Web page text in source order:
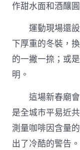
作甜水面和酒釀圓
運動現場還
下厚重的冬裝，
的一撇一捺；或
明。
這場新春廟
是全城市平易近
測量咖啡因含量
出了冷酷的警告。